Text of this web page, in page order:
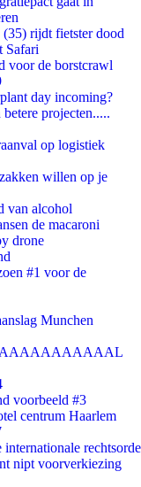
rijdt fietster dood
Safari
voor de borstcrawl
day incoming?
projecten.....
op logistiek
willen op je
van alcohol
de macaroni
drone
#1 voor de
Munchen
voorbeeld #3
centrum Haarlem
rechtsorde
nipt voorverkiezing